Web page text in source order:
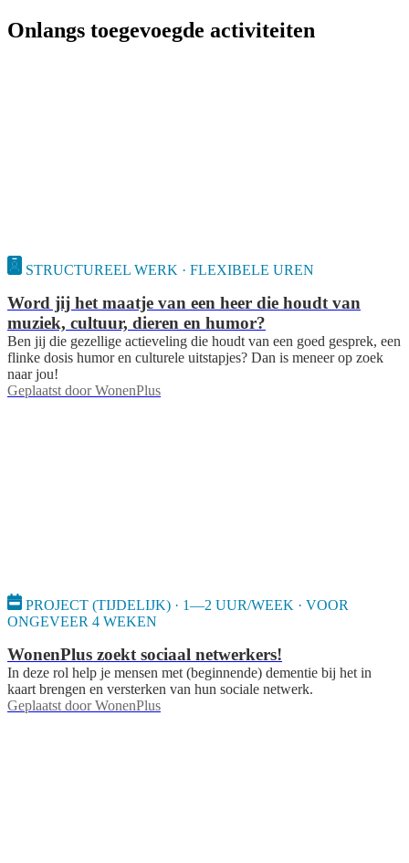
Onlangs toegevoegde activiteiten
STRUCTUREEL WERK · FLEXIBELE UREN
Word jij het maatje van een heer die houdt van
muziek, cultuur, dieren en humor?
Ben jij die gezellige actieveling die houdt van een goed gesprek, een
flinke dosis humor en culturele uitstapjes? Dan is meneer op zoek
naar jou!
Geplaatst door WonenPlus
PROJECT (TIJDELIJK) · 1—2 UUR/WEEK · VOOR
ONGEVEER 4 WEKEN
WonenPlus zoekt sociaal netwerkers!
In deze rol help je mensen met (beginnende) dementie bij het in
kaart brengen en versterken van hun sociale netwerk.
Geplaatst door WonenPlus